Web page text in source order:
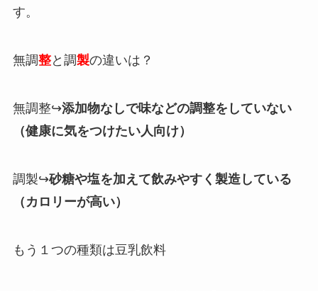
す。
無調整と調製の違いは？
無調整↪︎添加物なしで味などの調整をしていない
（健康に気をつけたい人向け）
調製↪︎砂糖や塩を加えて飲みやすく製造している
（カロリーが高い）
もう１つの種類は豆乳飲料